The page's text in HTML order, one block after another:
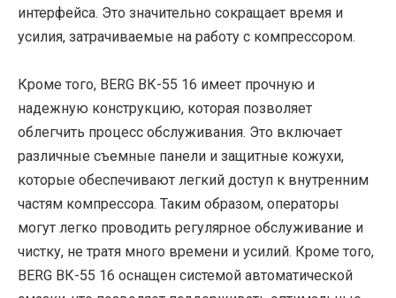
интерфейса. Это значительно сокращает время и
усилия, затрачиваемые на работу с компрессором.
Кроме того, BERG ВК-55 16 имеет прочную и
надежную конструкцию, которая позволяет
облегчить процесс обслуживания. Это включает
различные съемные панели и защитные кожухи,
которые обеспечивают легкий доступ к внутренним
частям компрессора. Таким образом, операторы
могут легко проводить регулярное обслуживание и
чистку, не тратя много времени и усилий. Кроме того,
BERG ВК-55 16 оснащен системой автоматической